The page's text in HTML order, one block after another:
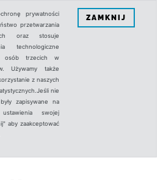
prywatności
przetwarzania
oraz stosuje
technologiczne
osób trzecich w
Używamy także
z naszych
nie
zapisywane na
swojej
aby zaakceptować
ZAMKNIJ